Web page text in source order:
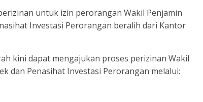
untuk izin perorangan Wakil Penjamin
Investasi Perorangan beralih dari Kantor
kini dapat mengajukan proses perizinan Wakil
dan Penasihat Investasi Perorangan melalui: